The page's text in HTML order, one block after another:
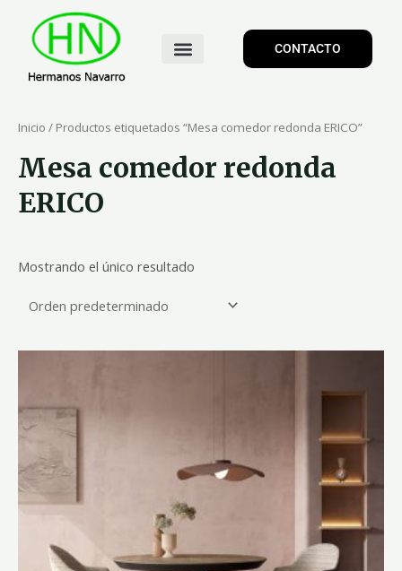
CONTACTO
Inicio / Productos etiquetados “Mesa comedor redonda ERICO”
Mesa comedor redonda
ERICO
Mostrando el único resultado